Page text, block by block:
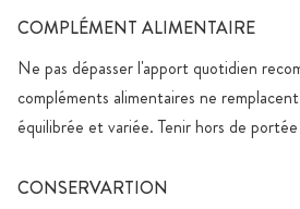
COMPLÉMENT ALIMENTAIRE
Ne pas dépasser l'apport quotidien
compléments alimentaires ne
équilibrée et variée. Tenir hors de
CONSERVARTION